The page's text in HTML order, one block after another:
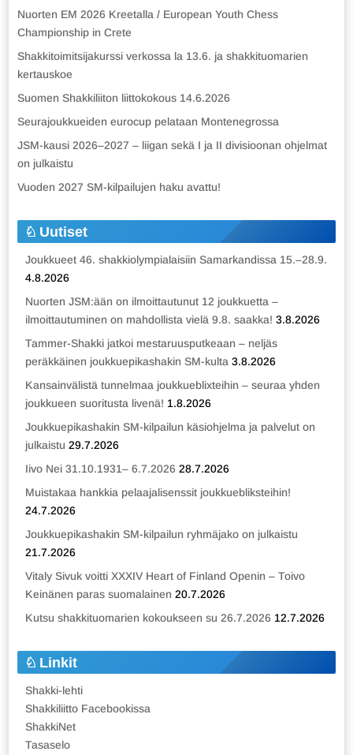
Nuorten EM 2026 Kreetalla / European Youth Chess
Championship in Crete
Shakkitoimitsijakurssi verkossa la 13.6. ja shakkituomarien
kertauskoe
Suomen Shakkiliiton liittokokous 14.6.2026
Seurajoukkueiden eurocup pelataan Montenegrossa
JSM-kausi 2026–2027 – liigan sekä I ja II divisioonan ohjelmat
on julkaistu
Vuoden 2027 SM-kilpailujen haku avattu!
Uutiset
Joukkueet 46. shakkiolympialaisiin Samarkandissa 15.–28.9.
4.8.2026
Nuorten JSM:ään on ilmoittautunut 12 joukkuetta –
ilmoittautuminen on mahdollista vielä 9.8. saakka! 3.8.2026
Tammer-Shakki jatkoi mestaruusputkeaan – neljäs
peräkkäinen joukkuepikashakin SM-kulta 3.8.2026
Kansainvälistä tunnelmaa joukkueblixteihin – seuraa yhden
joukkueen suoritusta livenä! 1.8.2026
Joukkuepikashakin SM-kilpailun käsiohjelma ja palvelut on
julkaistu 29.7.2026
Iivo Nei 31.10.1931– 6.7.2026 28.7.2026
Muistakaa hankkia pelaajalisenssit joukkuebliksteihin!
24.7.2026
Joukkuepikashakin SM-kilpailun ryhmäjako on julkaistu
21.7.2026
Vitaly Sivuk voitti XXXIV Heart of Finland Openin – Toivo
Keinänen paras suomalainen 20.7.2026
Kutsu shakkituomarien kokoukseen su 26.7.2026 12.7.2026
Linkit
Shakki-lehti
Shakkiliitto Facebookissa
ShakkiNet
Tasaselo